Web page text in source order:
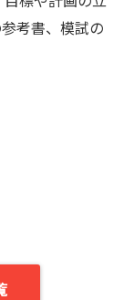
考書、模試の